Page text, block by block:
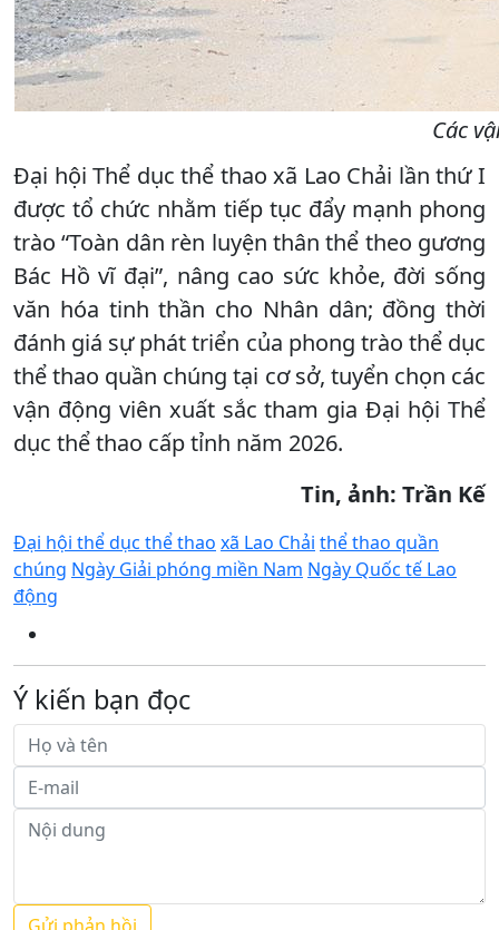
Các
Đại hội Thể dục thể thao xã Lao Chải lần thứ I
được tổ chức nhằm tiếp tục đẩy mạnh phong
trào “Toàn dân rèn luyện thân thể theo gương
Bác Hồ vĩ đại”, nâng cao sức khỏe, đời sống
văn hóa tinh thần cho Nhân dân; đồng thời
đánh giá sự phát triển của phong trào thể dục
thể thao quần chúng tại cơ sở, tuyển chọn các
vận động viên xuất sắc tham gia Đại hội Thể
dục thể thao cấp tỉnh năm 2026.
Tin, ảnh: Trần Kế
Đại hội thể dục thể thao xã Lao Chải thể thao quần
chúng Ngày Giải phóng miền Nam Ngày Quốc tế Lao
động
Ý kiến bạn đọc